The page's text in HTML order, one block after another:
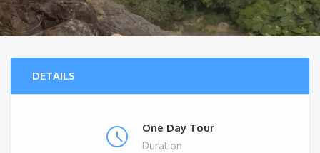
DETAILS
One Day Tour
Duration